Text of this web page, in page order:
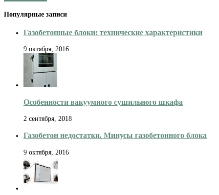
Популярные записи
Газобетонные блоки: технические характеристики
9 октября, 2016
Особенности вакуумного сушильного шкафа
2 сентября, 2018
Газобетон недостатки. Минусы газобетонного блока
9 октября, 2016